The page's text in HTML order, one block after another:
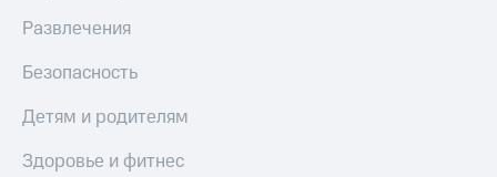
Развлечения
Безопасность
Детям и родителям
Здоровье и фитнес